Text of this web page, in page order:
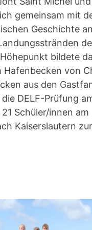
gemeinsam mit
Geschichte
bildete
Hafenbecken von
aus den
DELF-Prüfung
Schüler/innen am
Kaiserslautern